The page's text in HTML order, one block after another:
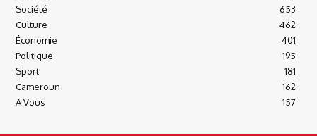
Société
653
Culture
462
Économie
401
Politique
195
Sport
181
Cameroun
162
A Vous
157